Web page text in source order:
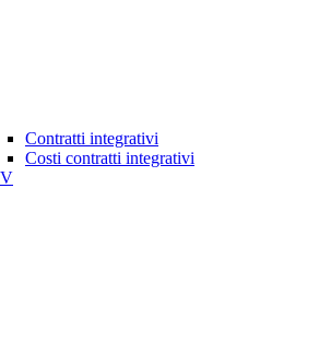
Contratti integrativi
Costi contratti integrativi